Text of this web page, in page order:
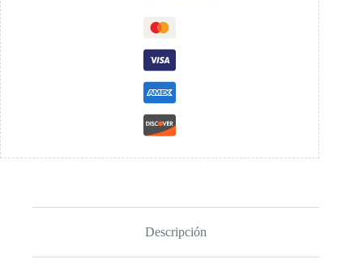
Descripción